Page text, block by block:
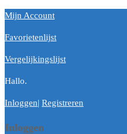
Mijn Account
Favorietenlijst
Vergelijkingslijst
Hallo.
Inloggen| Registreren
Inloggen